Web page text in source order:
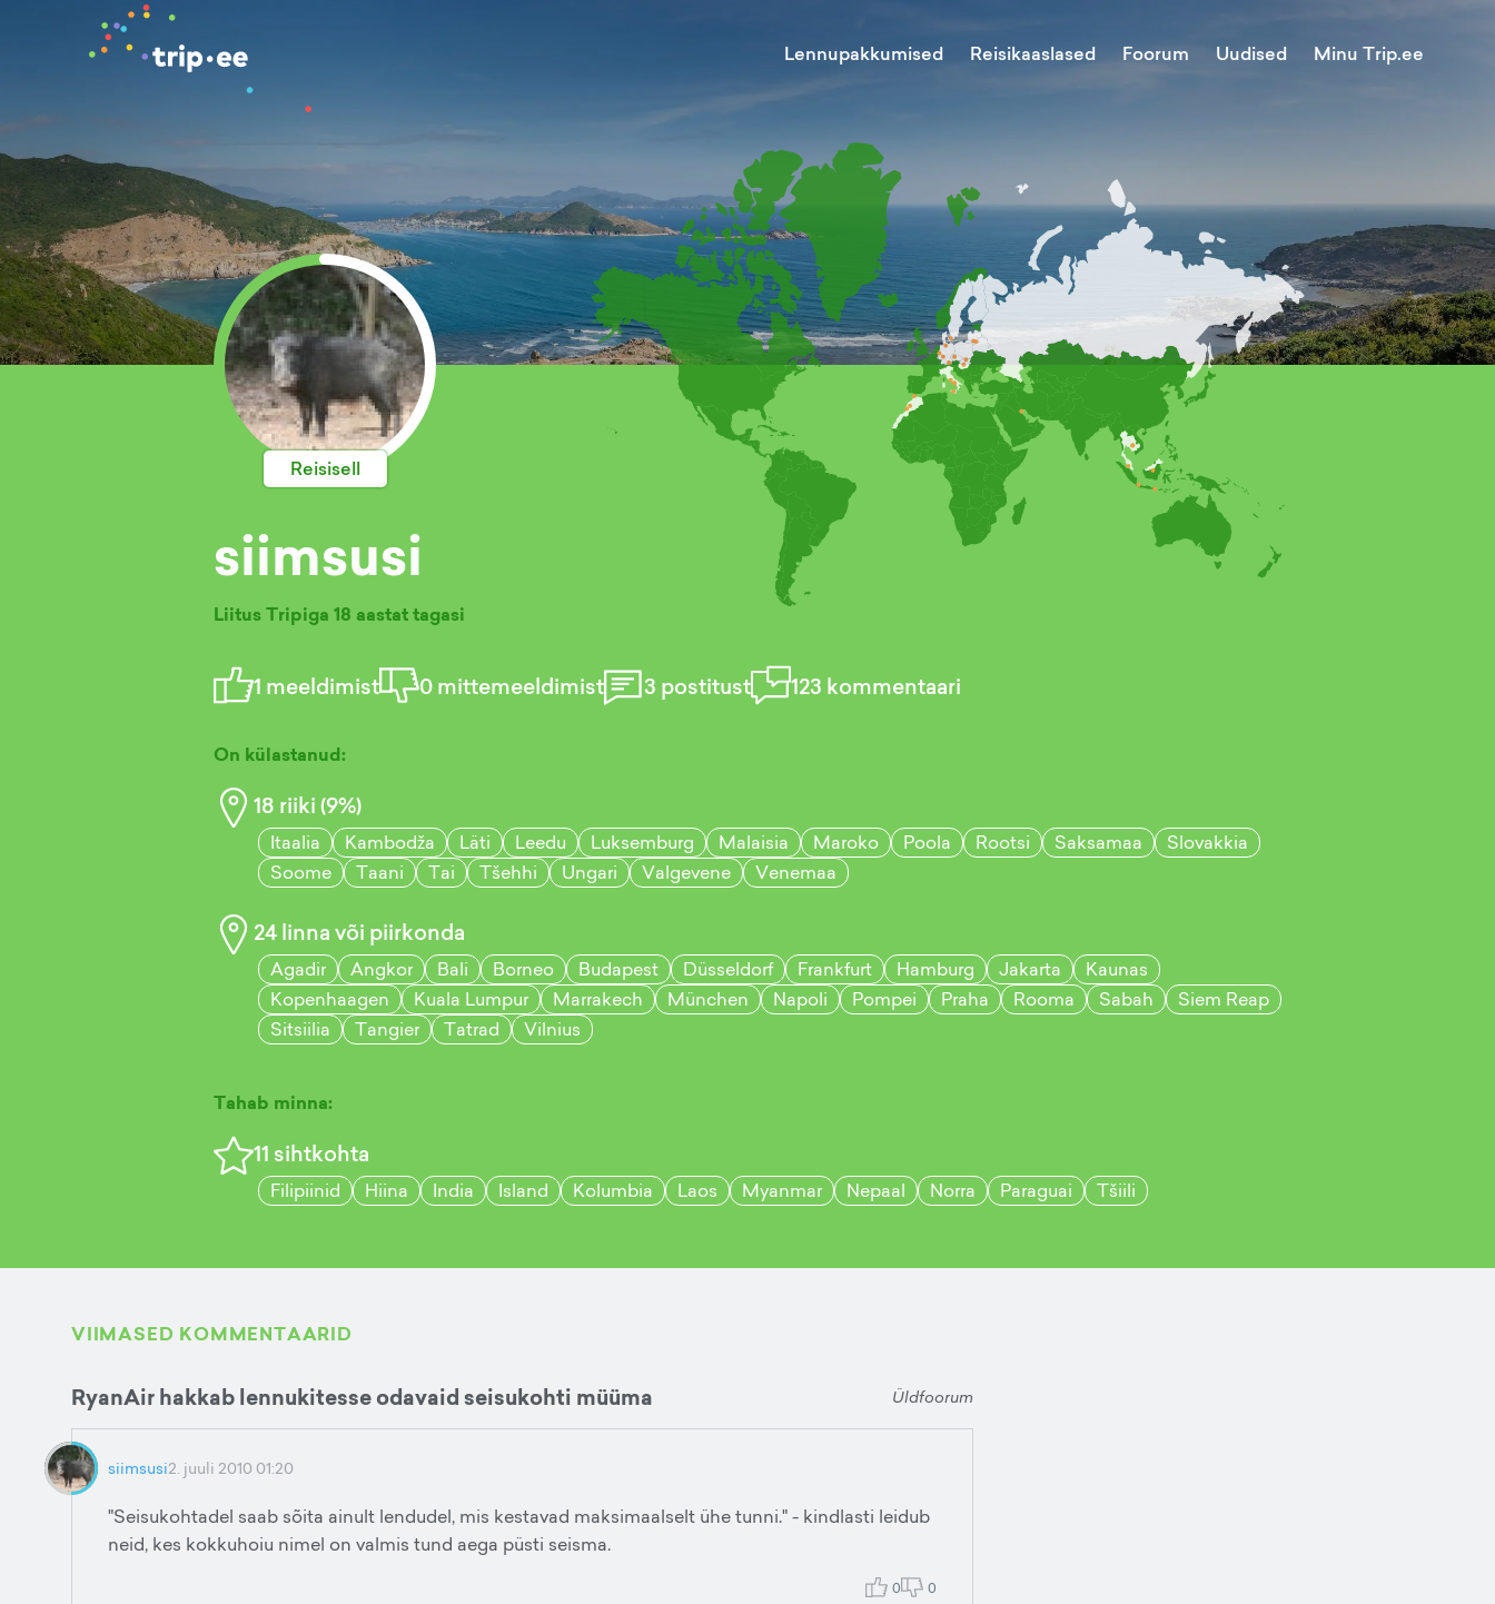
Lennupakkumised Reisikaaslased Foorum Uudised Minu Trip.ee
Reisisell
siimsusi
Liitus Tripiga 18 aastat tagasi
1 meeldimist 0mittemeeldimist 3 postitust 123 kommentaari
On külastanud:
18 riiki (9%)
Itaalia Kambodža Läti Leedu Luksemburg Malaisia Maroko Poola Rootsi Saksamaa
Slovakkia
Soome
Taani Tai Tšehhi Ungari Valgevene Venemaa
24linna või piirkonda
Agadir Angkor Bali Borneo Budapest Düsseldorf Frankfurt Hamburg Jakarta
Kaunas
Kopenhaagen
Kuala Lumpur Marrakech München Napoli Pompei Praha Rooma Sabah
Siem Reap
Sitsiilia
Tangier Tatrad Vilnius
Tahab minna:
11 sihtkohta
Filipiinid Hiina India Island Kolumbia Laos Myanmar Nepaal Norra Paraguai Tšiili
VIIMASED KOMMENTAARID
RyanAir hakkab lennukitesse odavaid seisukohti müüma Üldfoorum
siimsusi2. juuli 2010 01:20
"Seisukohtadel saab sõita ainult lendudel, mis kestavad maksimaalselt ühe tunni." - kindlasti leidub
neid, kes kokkuhoiu nimel on valmis tund aega püsti seisma.
0 0